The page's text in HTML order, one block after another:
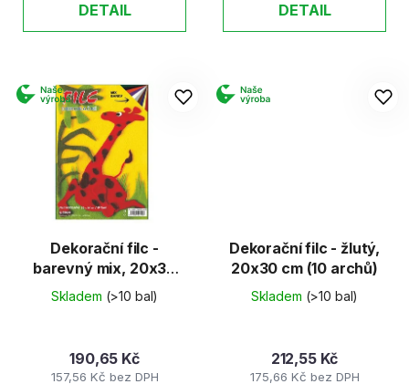
DETAIL DETAIL
Dekorační filc -
barevný mix, 20x30
cm (10 archů)
Skladem (>10 bal)
157,56 Kč bez DPH
190,65 Kč
Dekorační filc - žlutý,
20x30 cm (10 archů)
Skladem (>10 bal)
175,66 Kč bez DPH
212,55 Kč